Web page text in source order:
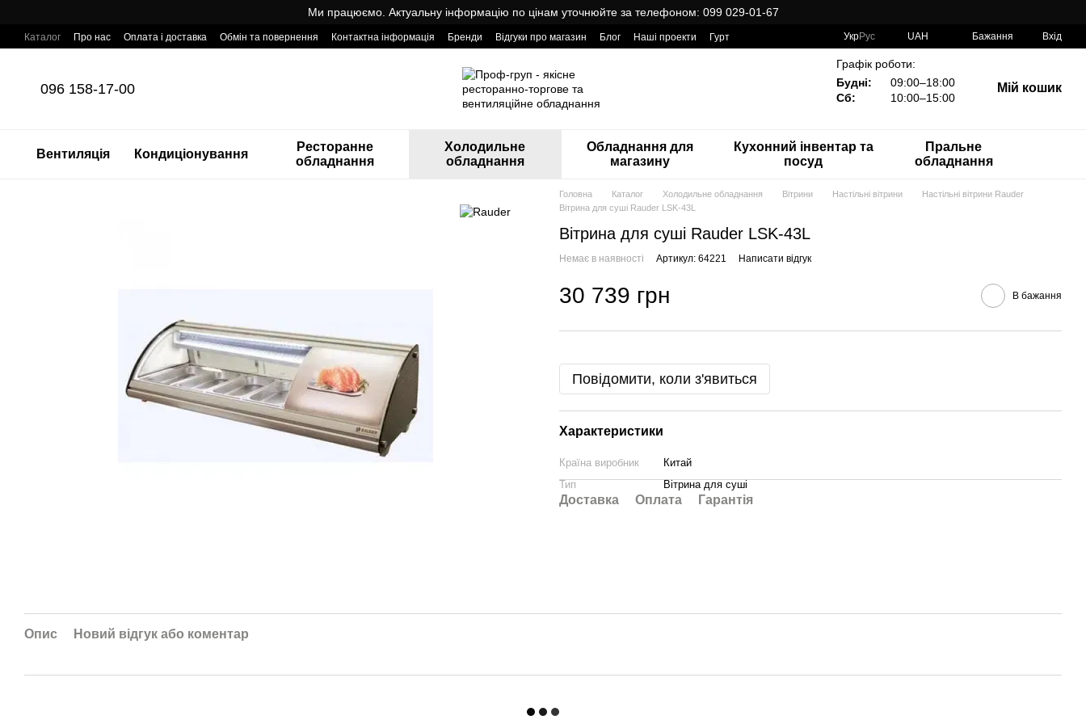
Ми працюємо. Актуальну інформацію по цінам уточнюйте за телефоном: 099 029-01-67
Каталог Про нас Оплата і доставка Обмін та повернення Контактна інформація Бренди Відгуки про магазин Блог Наші проекти
Гурт
УкрРус UAH Бажання Вхід
096 158-17-00
Графік роботи:
Будні:
09:00–18:00
Сб:
10:00–15:00
Мій кошик
Вентиляція Кондиціонування
Ресторанне
обладнання
Холодильне
обладнання
Обладнання для
магазину
Кухонний інвентар та
посуд
Пральне
обладнання
Головна Каталог Холодильне обладнання Вітрини Настільні вітрини
Настільні вітрини Rauder
Вітрина для суші Rauder LSK-43L
Вітрина для суші Rauder LSK-43L
Немає в наявності Артикул: 64221 Написати відгук
30 739 грн В бажання
Повідомити, коли з'явиться
Характеристики
Країна виробник
Китай
Тип
Вітрина для суші
Доставка Оплата Гарантія
Опис Новий відгук або коментар